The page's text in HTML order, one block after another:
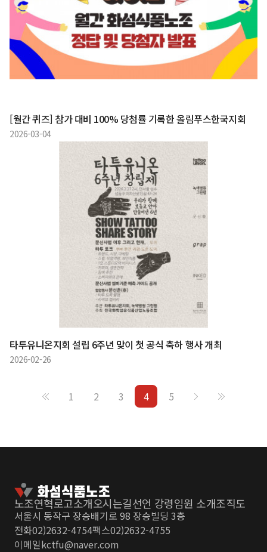
[월간 퀴즈] 참가 대비 100% 당첨률 기록한 올림푸스한국지회
2026-03-04
타투유니온지회 설립 6주년 맞이 첫 공식 축하 행사 개최
2026-02-26
1 2 3 4 5
노조연혁로고소개오시는길선언 강령임원 소개조직도
서울시 동작구 장승배기로 98 장승빌딩 3층
전화02)2632-4754팩스02)2632-4755
이메일kctfu@naver.com